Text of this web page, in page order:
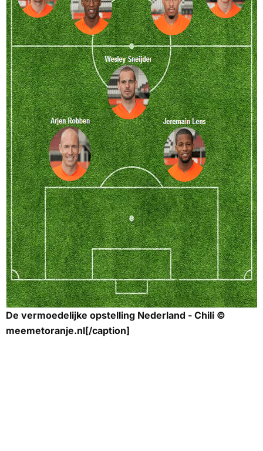
De vermoedelijke opstelling Nederland - Chili ©
meemetoranje.nl[/caption]